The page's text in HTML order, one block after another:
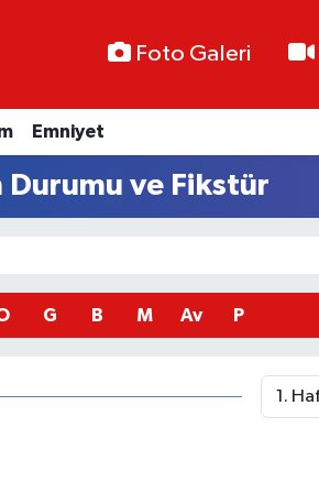
Foto Galeri
Emniyet
Durumu ve Fikstür
G B M Av P